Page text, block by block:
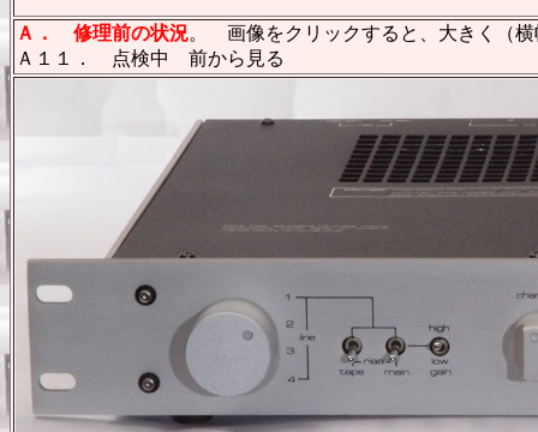
Ａ． 修理前の状況。 画像をクリックすると、大きく（横
Ａ１１． 点検中 前から見る